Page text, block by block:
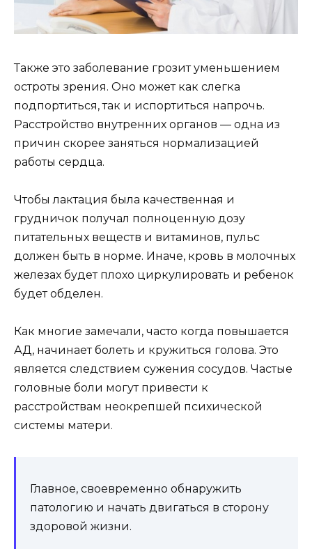
Также это заболевание грозит уменьшением
остроты зрения. Оно может как слегка
подпортиться, так и испортиться напрочь.
Расстройство внутренних органов — одна из
причин скорее заняться нормализацией
работы сердца.
Чтобы лактация была качественная и
грудничок получал полноценную дозу
питательных веществ и витаминов, пульс
должен быть в норме. Иначе, кровь в молочных
железах будет плохо циркулировать и ребенок
будет обделен.
Как многие замечали, часто когда повышается
АД, начинает болеть и кружиться голова. Это
является следствием сужения сосудов. Частые
головные боли могут привести к
расстройствам неокрепшей психической
системы матери.
Главное, своевременно обнаружить
патологию и начать двигаться в сторону
здоровой жизни.